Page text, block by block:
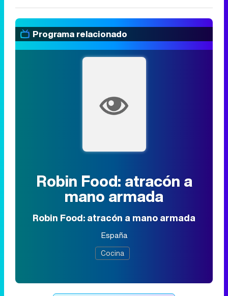
Programa relacionado
Robin Food: atracón a
mano armada
Robin Food: atracón a mano armada
España
Cocina